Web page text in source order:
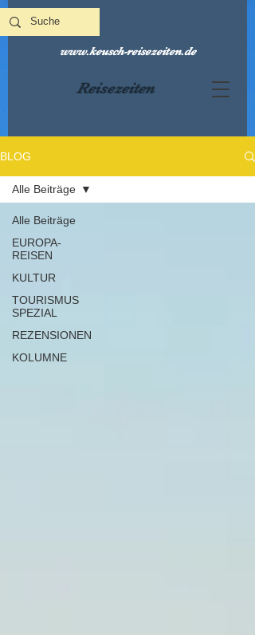
Reisezeiten
www.keusch-reisezeiten.de
BLOG
Alle Beiträge
EUROPA-
REISEN
KULTUR
TOURISMUS
SPEZIAL
REZENSIONEN
KOLUMNE
Alle Beiträge